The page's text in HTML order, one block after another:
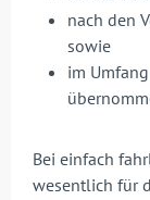
nach den
sowie
im
Bei einfach
wesentlich für